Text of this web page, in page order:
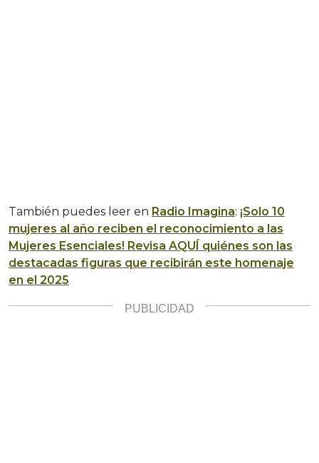
También puedes leer en Radio Imagina: ¡Solo 10
mujeres al año reciben el reconocimiento a las
Mujeres Esenciales! Revisa AQUÍ quiénes son las
destacadas figuras que recibirán este homenaje
en el 2025